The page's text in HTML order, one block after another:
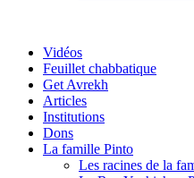
Vidéos
Feuillet chabbatique
Get Avrekh
Articles
Institutions
Dons
La famille Pinto
Les racines de la